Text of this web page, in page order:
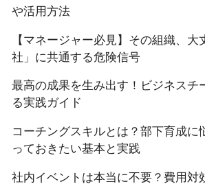
や活用方法
【マネージャー必見】その組織、大
社」に共通する危険信号
最高の成果を生み出す！ビジネスチ
る実践ガイド
コーチングスキルとは？部下育成に
っておきたい基本と実践
社内イベントは本当に不要？費用対